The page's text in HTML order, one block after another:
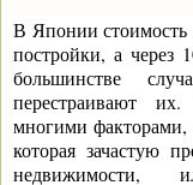
В Японии стоимость
постройки, а через
большинстве
перестраивают
многими факторами,
которая зачастую
недвижимости,